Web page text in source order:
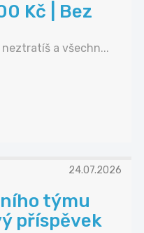
Kč | Bez
a všechn...
24.07.2026
týmu
příspěvek